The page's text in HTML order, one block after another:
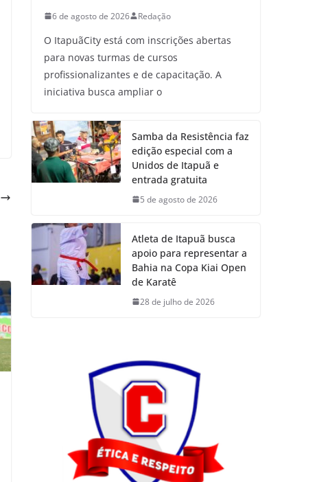
6 de agosto de 2026 Redação
O ItapuãCity está com inscrições abertas
para novas turmas de cursos
profissionalizantes e de capacitação. A
iniciativa busca ampliar o
Samba da Resistência faz
edição especial com a
Unidos de Itapuã e
entrada gratuita
5 de agosto de 2026
Atleta de Itapuã busca
apoio para representar a
Bahia na Copa Kiai Open
de Karatê
28 de julho de 2026